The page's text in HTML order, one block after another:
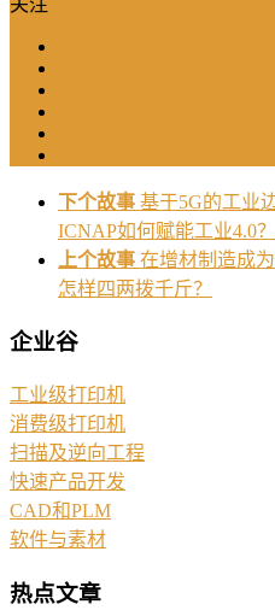
下个故事 基于5G的工业
ICNAP如何赋能工业4.0？
上个故事 在增材制造成
怎样四两拨千斤？
企业谷
工业级打印机
消费级打印机
扫描及逆向工程
快速产品开发
CAD和PLM
软件与素材
热点文章